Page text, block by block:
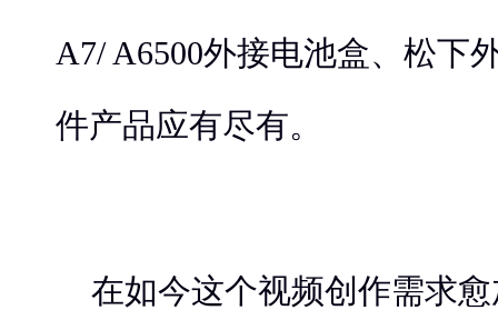
A7/ A6500外接电池盒、松下
件产品应有尽有。
在如今这个视频创作需求